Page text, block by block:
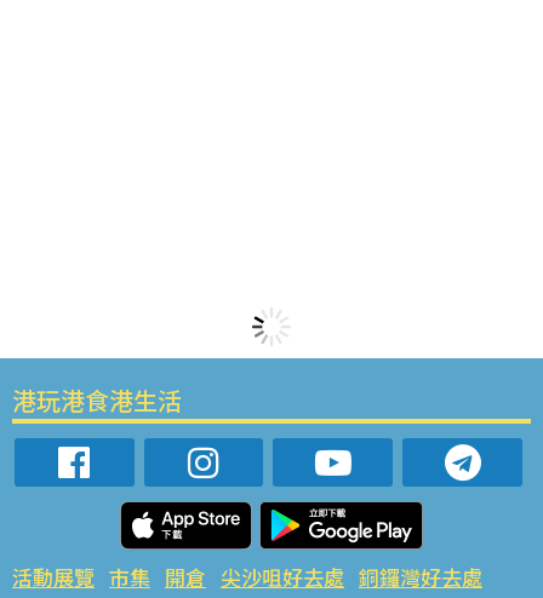
港玩港食港生活
活動展覽 市集 開倉 尖沙咀好去處 銅鑼灣好去處